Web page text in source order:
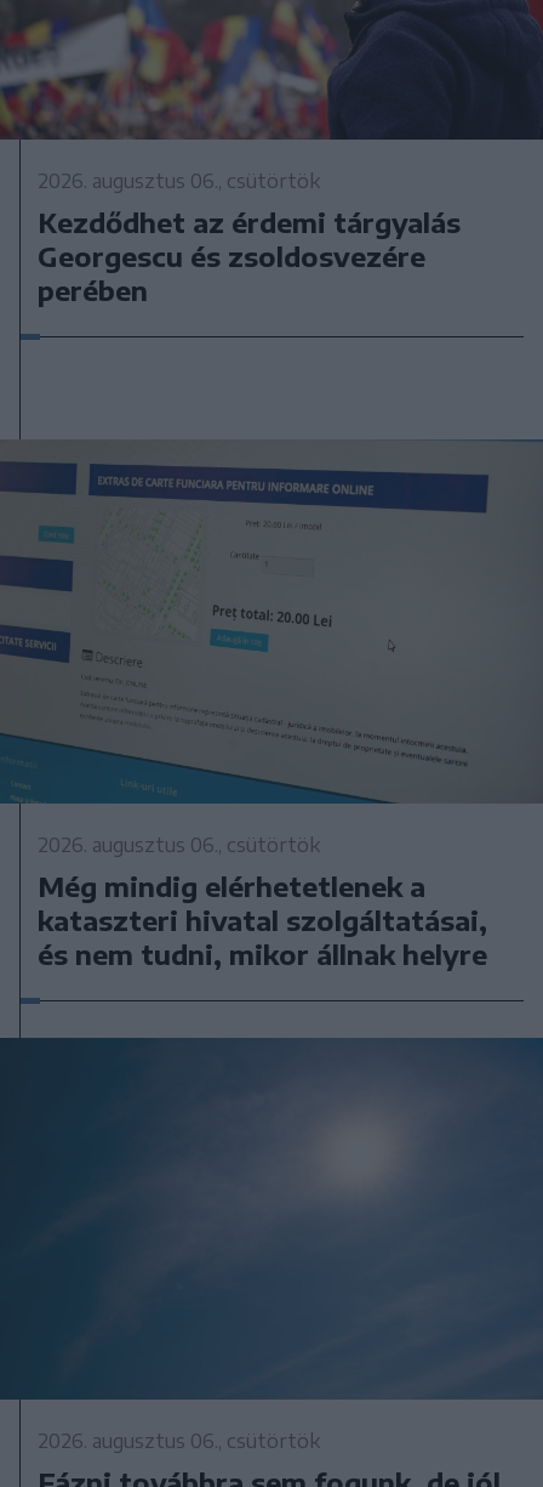
2026. augusztus 06., csütörtök
Kezdődhet az érdemi tárgyalás
Georgescu és zsoldosvezére
perében
2026. augusztus 06., csütörtök
Még mindig elérhetetlenek a
kataszteri hivatal szolgáltatásai,
és nem tudni, mikor állnak helyre
2026. augusztus 06., csütörtök